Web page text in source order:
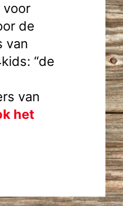
voor
de
van
“de
van
het